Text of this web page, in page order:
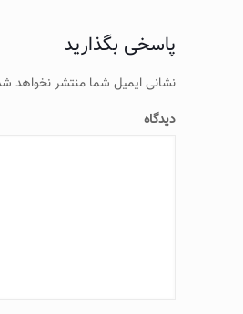
پاسخی بگذارید
نشانی ایمیل شما منتشر نخواهد
دیدگاه